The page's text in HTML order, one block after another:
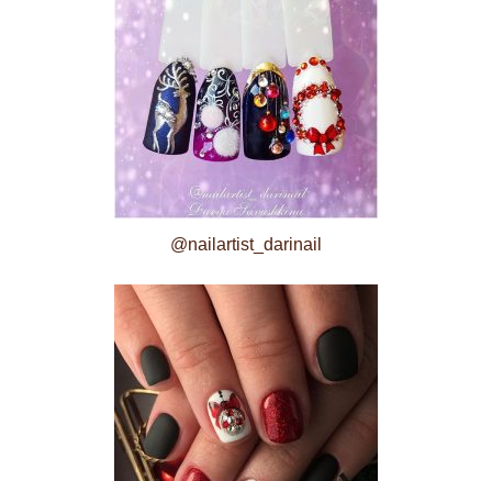
@nailartist_darinail